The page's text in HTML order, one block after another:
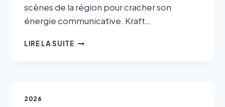
scènes de la région pour cracher son
énergie communicative. Kraft…
LIRE LA SUITE
2026